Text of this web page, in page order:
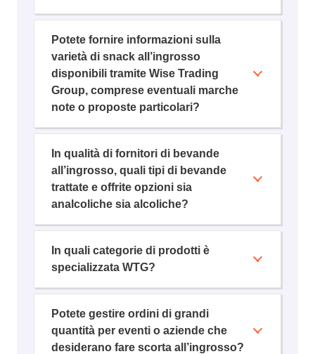
Potete fornire informazioni sulla
varietà di snack all’ingrosso
disponibili tramite Wise Trading
Group, comprese eventuali marche
note o proposte particolari?
In qualità di fornitori di bevande
all’ingrosso, quali tipi di bevande
trattate e offrite opzioni sia
analcoliche sia alcoliche?
In quali categorie di prodotti è
specializzata WTG?
Potete gestire ordini di grandi
quantità per eventi o aziende che
desiderano fare scorta all’ingrosso?